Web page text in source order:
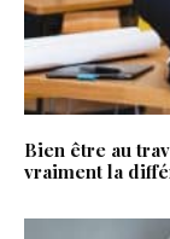
Bien être au
vraiment la